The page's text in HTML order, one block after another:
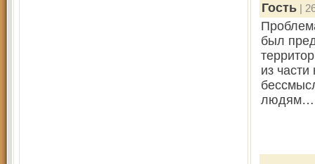
Гость |
был
из
людям…